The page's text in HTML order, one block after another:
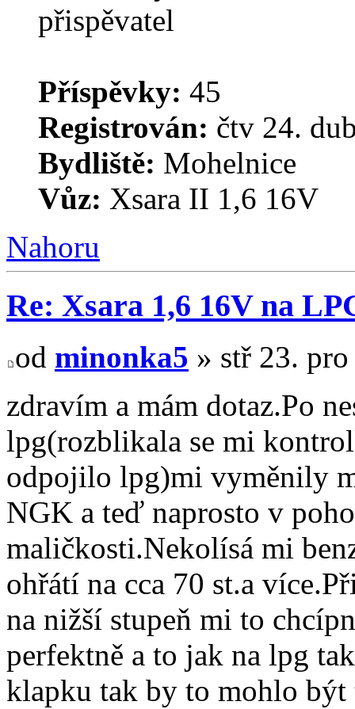
Příspěvky: 45
Registrován: čtv 24.
Bydliště: Mohelnice
Vůz: Xsara II 1,6 16V
Nahoru
Re: Xsara 1,6 16V na
od minonka5 » stř 23.
zdravím a mám dotaz.Po
lpg(rozblikala se mi
odpojilo lpg)mi vyměnily
NGK a teď naprosto v
maličkosti.Nekolísá mi
ohřátí na cca 70 st.a
na nižší stupeň mi to
perfektně a to jak na lpg
klapku tak by to mohlo být